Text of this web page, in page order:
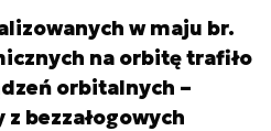
w maju br.
na orbitę trafiło
orbitalnych –
bezzałogowych